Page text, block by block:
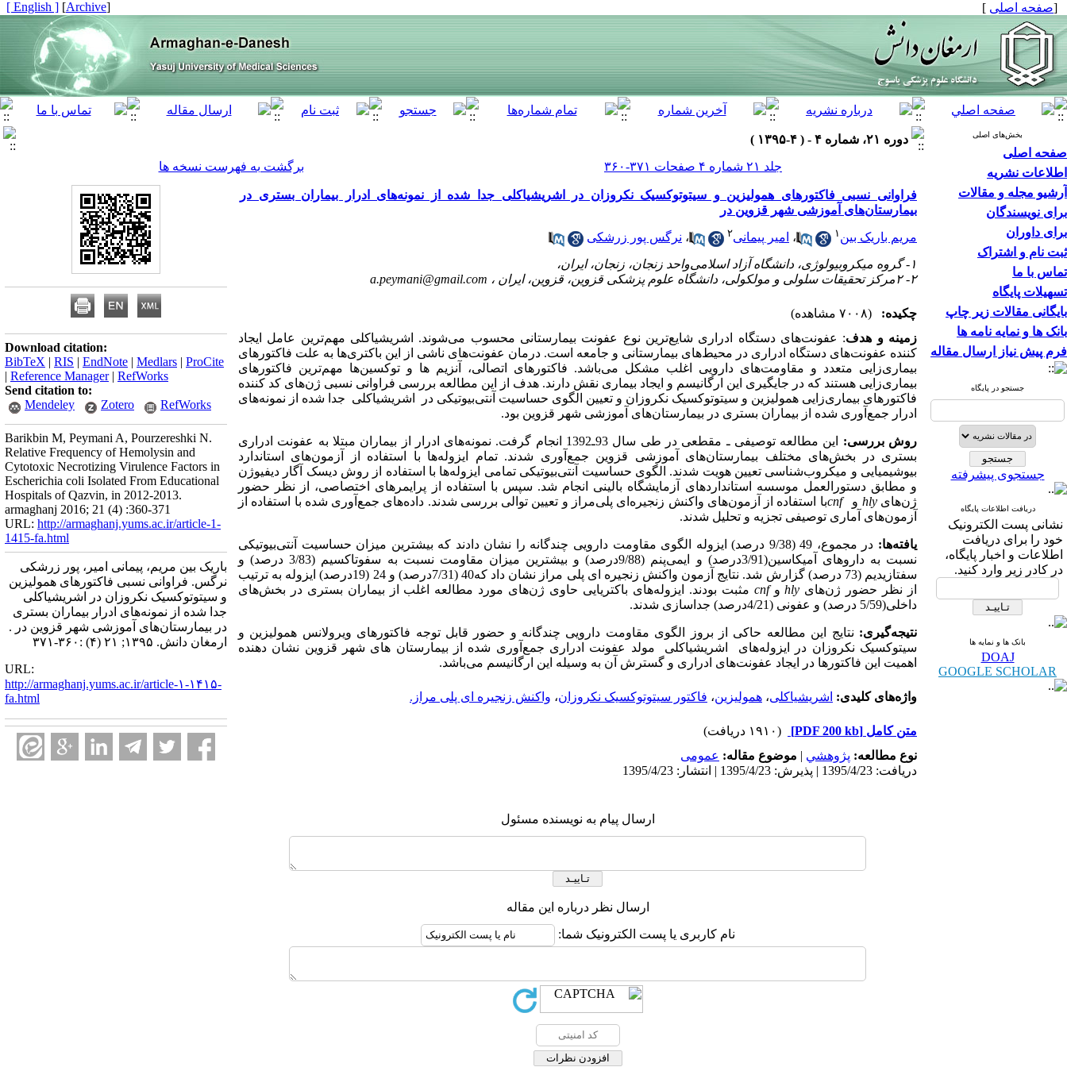
[صفحه اصلی ]
[
Archive
]
[ English ]
بخش‌های اصلی
صفحه اصلی
اطلاعات نشریه
آرشیو مجله و مقالات
برای نویسندگان
برای داوران
ثبت نام و اشتراک
تماس با ما
تسهیلات پایگاه
بایگانی مقالات زیر چاپ
بانک ها و نمایه نامه ها
فرم پیش نیاز ارسال مقاله
جستجو در پایگاه
جستجوی پیشرفته
دریافت اطلاعات پایگاه
نشانی پست الکترونیک
خود را برای دریافت
اطلاعات و اخبار پایگاه،
در کادر زیر وارد کنید.
بانک ها و نمایه ها
DOAJ
GOOGLE SCHOLAR
دوره ۲۱، شماره ۴ - ( ۴-۱۳۹۵ )
جلد ۲۱ شماره ۴ صفحات ۳۷۱-۳۶۰
برگشت به فهرست نسخه ها
فراوانی نسبی فاکتورهای همولیزین و سیتوتوکسیک نکروزان در اشریشیاکلی جدا شده از نمونه‌های ادرار بیماران بستری در
بیمارستان‌های آموزشی شهر قزوین در
مریم باریک بین ۱ ، امیر پیمانی۲ ، نرگس پور زرشکی
۱- گروه میکروبیولوژی، دانشگاه آزاد اسلامی‌واحد زنجان، زنجان، ایران،
۲- ۲مرکز تحقیقات سلولی و مولکولی، دانشگاه علوم پزشکی قزوین، قزوین، ایران ،
a.peymani@gmail.com
چکیده:
(۷۰۰۸ مشاهده)
زمینه و هدف: عفونت‌های دستگاه ادراری شایع‌ترین نوع عفونت بیمارستانی محسوب می‌شوند. اشریشیاکلی مهم‌ترین عامل ایجاد
کننده عفونت‌های دستگاه ادراری در محیط‌های بیمارستانی و جامعه است. درمان عفونت‌های ناشی از این باکتری‌ها به علت فاکتورهای
بیماری‌زایی متعدد و مقاومت‌های دارویی اغلب مشکل می‌باشد. فاکتورهای اتصالی، آنزیم ها و توکسین‌ها مهم‌ترین فاکتورهای
بیماری‌زایی هستند که در جایگیری این ارگانیسم و ایجاد بیماری نقش دارند. هدف از این مطالعه بررسی فراوانی نسبی ژن‌های کد کننده
فاکتورهای بیماری‌زایی همولیزین و سیتوتوکسیک نکروزان و تعیین الگوی حساسیت آنتی‌بیوتیکی در اشریشیاکلی جدا شده از نمونه‌‌های
ادرار جمع‌آوری شده از بیماران بستری در بیمارستان‌های آموزشی شهر قزوین بود.
روش بررسی:
این مطالعه توصیفی ـ مقطعی در طی سال 93ـ1392 انجام گرفت. نمونه‌های ادرار از بیماران مبتلا به عفونت ادراری
بستری در بخش‌های مختلف بیمارستان‌های آموزشی قزوین جمع‌آوری شدند. تمام ایزوله‌ها با استفاده از آزمون‌های استاندارد
بیوشیمیایی و میکروب‌شناسی تعیین هویت شدند. الگوی حساسیت آنتی‌بیوتیکی تمامی ‌ایزوله‌ها با استفاده از روش دیسک آگار دیفیوژن
و مطابق دستورالعمل موسسه استانداردهای آزمایشگاه بالینی انجام شد. سپس با استفاده از پرایمرهای اختصاصی، از نظر حضور
ژن‌هایhly و cnfبا استفاده از آزمون‌های واکنش زنجیره‌ای پلی‌مراز و تعیین توالی بررسی شدند. داده‌های جمع‌آوری شده با استفاده از
آزمون‌های آماری توصیفی تجزیه و تحلیل شدند.
یافته‌ها:
در مجموع، 49 (9/38 درصد) ایزوله الگوی مقاومت دارویی چندگانه را نشان دادند که بیشترین میزان حساسیت آنتی‌بیوتیکی
نسبت به داروهای آمیکاسین(3/91درصد) و ایمی‌پنم (9/88درصد) و بیشترین میزان مقاومت نسبت به سفوتاکسیم (3/83 درصد) و
سفتازیدیم (73 درصد) گزارش شد. نتایج آزمون واکنش زنجیره ای پلی مراز نشان داد که40 (7/31درصد) و 24 (19درصد) ایزوله به ترتیب
از نظر حضور ژن‌های hlyوcnf مثبت بودند. ایزوله‌های باکتریایی حاوی ژن‌های مورد مطالعه اغلب از بیماران بستری در بخش‌های
داخلی(5/59 درصد) و عفونی (4/21درصد) جداسازی شدند.
نتیجه‌گیری: نتایج این مطالعه حاکی از بروز الگوی مقاومت دارویی چندگانه و حضور قابل توجه فاکتورهای ویرولانس همولیزین و
سیتوکسیک نکروزان در ایزوله‌های اشریشیاکلی مولد عفونت ادراری جمع‌آوری شده از بیمارستان های شهر قزوین نشان دهنده
اهمیت این فاکتورها در ایجاد عفونت‌های ادراری و گسترش آن به وسیله این ارگانیسم می‌باشد.
واژه‌های کلیدی: اشریشیاکلی، همولیزین، فاکتور سیتوتوکسیک نکروزان، واکنش زنجیره ای پلی مراز.
متن کامل [PDF 200 kb]
(۱۹۱۰ دریافت)
نوع مطالعه: پژوهشي | موضوع مقاله: عمومى
دریافت: 1395/4/23 | پذیرش: 1395/4/23 | انتشار: 1395/4/23
ارسال پیام به نویسنده مسئول
ارسال نظر درباره این مقاله
نام کاربری یا پست الکترونیک شما:
Download citation:
BibTeX | RIS | EndNote | Medlars | ProCite
| Reference Manager| RefWorks
Send citation to:
Mendeley
Zotero RefWorks
Barikbin M, Peymani A, Pourzereshki N.
Relative Frequency of Hemolysin and
Cytotoxic Necrotizing Virulence Factors in
Escherichia coli Isolated From Educational
Hospitals of Qazvin, in 2012-2013.
armaghanj 2016; 21 (4) :360-371
URL: http://armaghanj.yums.ac.ir/article-1-
1415-fa.html
باریک بین مریم، پیمانی امیر، پور زرشکی
نرگس. فراوانی نسبی فاکتورهای همولیزین
و سیتوتوکسیک نکروزان در اشریشیاکلی
جدا شده از نمونه‌های ادرار بیماران بستری
در بیمارستان‌های آموزشی شهر قزوین در .
ارمغان دانش. ۱۳۹۵; ۲۱ (۴) :۳۶۰-۳۷۱
URL:
http://armaghanj.yums.ac.ir/article-۱-۱۴۱۵-
fa.html